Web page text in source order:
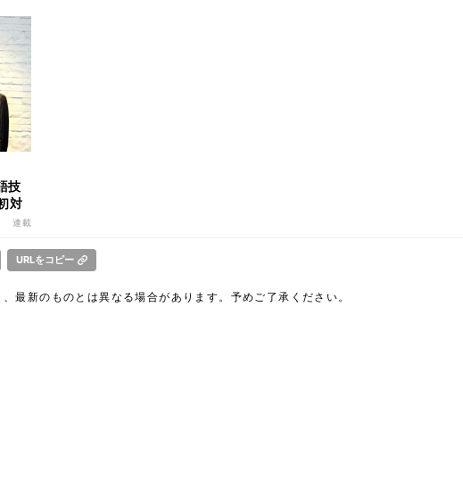
技
対
連載
URLをコピー
最新のものとは異なる場合があります。予めご了承ください。